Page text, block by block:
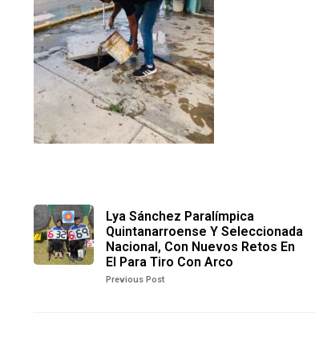
Lya Sánchez Paralímpica
Quintanarroense Y Seleccionada
Nacional, Con Nuevos Retos En
El Para Tiro Con Arco
Previous Post